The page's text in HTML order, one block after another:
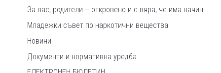
За вас, родители – откровено и с вяра, че има начин!
Младежки съвет по наркотични вещества
Новини
Документи и нормативна уредба